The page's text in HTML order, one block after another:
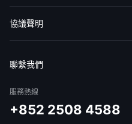
收費標準
交易工具
幫助中心
協議聲明
聯繫我們
服務熱線
+852 2508 4588